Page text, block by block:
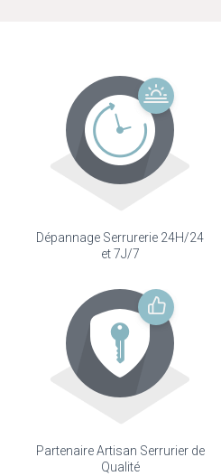
Dépannage Serrurerie 24H/24
et 7J/7
Partenaire Artisan Serrurier de
Qualité